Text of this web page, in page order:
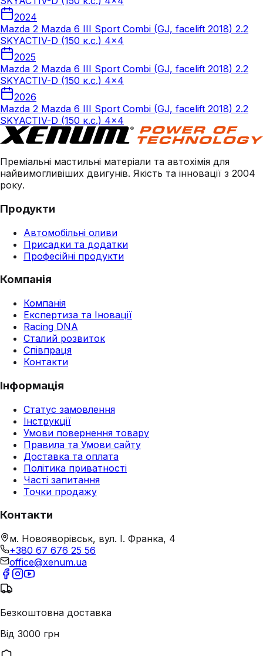
2024
Mazda 2 Mazda 6 III Sport Combi (GJ, facelift 2018) 2.2
SKYACTIV-D (150 к.с.) 4x4
2025
Mazda 2 Mazda 6 III Sport Combi (GJ, facelift 2018) 2.2
SKYACTIV-D (150 к.с.) 4x4
2026
Mazda 2 Mazda 6 III Sport Combi (GJ, facelift 2018) 2.2
SKYACTIV-D (150 к.с.) 4x4
Преміальні мастильні матеріали та автохімія для
найвимогливіших двигунів. Якість та інновації з 2004
року.
Продукти
Автомобільні оливи
Присадки та додатки
Професійні продукти
Компанія
Компанія
Експертиза та Іновації
Racing DNA
Сталий розвиток
Співпраця
Контакти
Інформація
Статус замовлення
Інструкції
Умови повернення товару
Правила та Умови сайту
Доставка та оплата
Політика приватності
Часті запитання
Точки продажу
Контакти
м. Новояворівськ, вул. І. Франка, 4
+380 67 676 25 56
office@xenum.ua
Безкоштовна доставка
Від 3000 грн